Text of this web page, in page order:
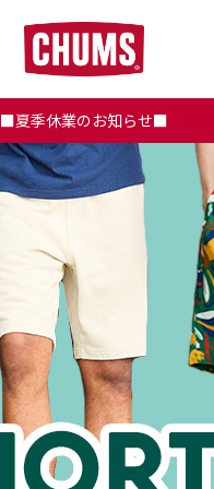
■夏季休業のお知らせ■